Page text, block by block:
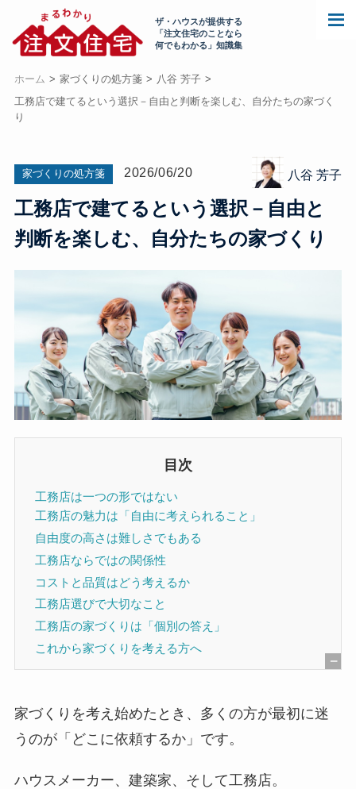
ザ・ハウスが提供する
「注文住宅のことなら
何でもわかる」知識集
ホーム 家づくりの処方箋
八谷 芳子
工務店で建てるという選択－自由と判断を楽しむ、自分たちの家づく
り
家づくりの処方箋 2026/06/20 八谷 芳子
工務店で建てるという選択－自由と
判断を楽しむ、自分たちの家づくり
目次
[
表
工務店は一つの形ではない
工務店の魅力は「自由に考えられること」
自由度の高さは難しさでもある
工務店ならではの関係性
コストと品質はどう考えるか
工務店選びで大切なこと
工務店の家づくりは「個別の答え」
これから家づくりを考える方へ
家づくりを考え始めたとき、多くの方が最初に迷
うのが「どこに依頼するか」です。
ハウスメーカー、建築家、そして工務店。